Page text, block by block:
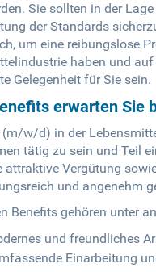
Sie sollten in der
der Standards
um eine reibungslose
haben und
Gelegenheit für Sie sein.
erwarten Sie
w/d) in der
tätig zu sein und Teil
attraktive Vergütung
und angenehm
Benefits gehören unter
und freundliches
Einarbeitung